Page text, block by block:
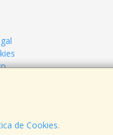
de Cookies.
- Tfno: